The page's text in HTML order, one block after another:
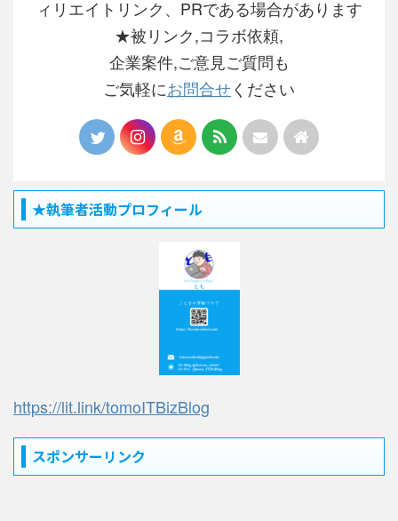
ィリエイトリンク、PRである場合があります
★被リンク,コラボ依頼,
企業案件,ご意見ご質問も
ご気軽にお問合せください
★執筆者活動プロフィール
https://lit.link/tomoITBizBlog
スポンサーリンク